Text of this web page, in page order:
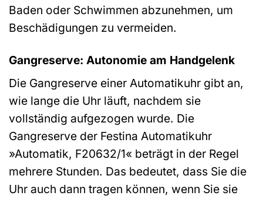
Baden oder Schwimmen abzunehmen, um
Beschädigungen zu vermeiden.
Gangreserve: Autonomie am Handgelenk
Die Gangreserve einer Automatikuhr gibt an,
wie lange die Uhr läuft, nachdem sie
vollständig aufgezogen wurde. Die
Gangreserve der Festina Automatikuhr
»Automatik, F20632/1« beträgt in der Regel
mehrere Stunden. Das bedeutet, dass Sie die
Uhr auch dann tragen können, wenn Sie sie